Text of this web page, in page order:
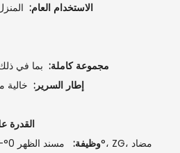
الاستخدام العام:
مجموعة كاملة: بما في
إطار السرير:
القدرة
وظيفة: